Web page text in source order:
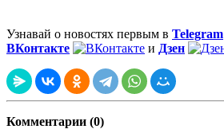
Узнавай о новостях первым в Telegram
ВКонтакте
и Дзен
Комментарии (0)